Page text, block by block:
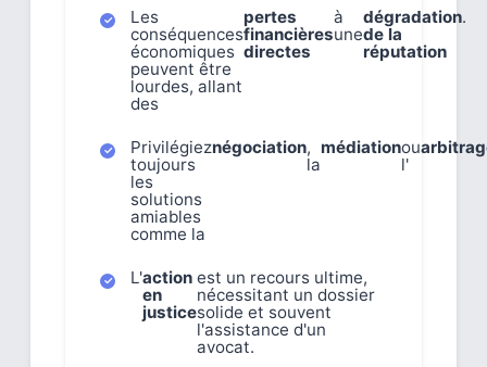
Les
conséquences
économiques
peuvent être
lourdes, allant
des
pertes
financières
directes
à
une
dégradation
de la
réputation
.
Privilégiez
toujours
les
solutions
amiables
comme la
négociation,
la
médiationou
l'
L'action
en
justice
est un recours ultime,
nécessitant un dossier
solide et souvent
l'assistance d'un
avocat.